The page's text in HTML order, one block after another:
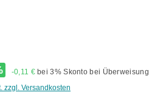
-0,11 €bei 3% Skonto bei Überweisung
zzgl. Versandkosten